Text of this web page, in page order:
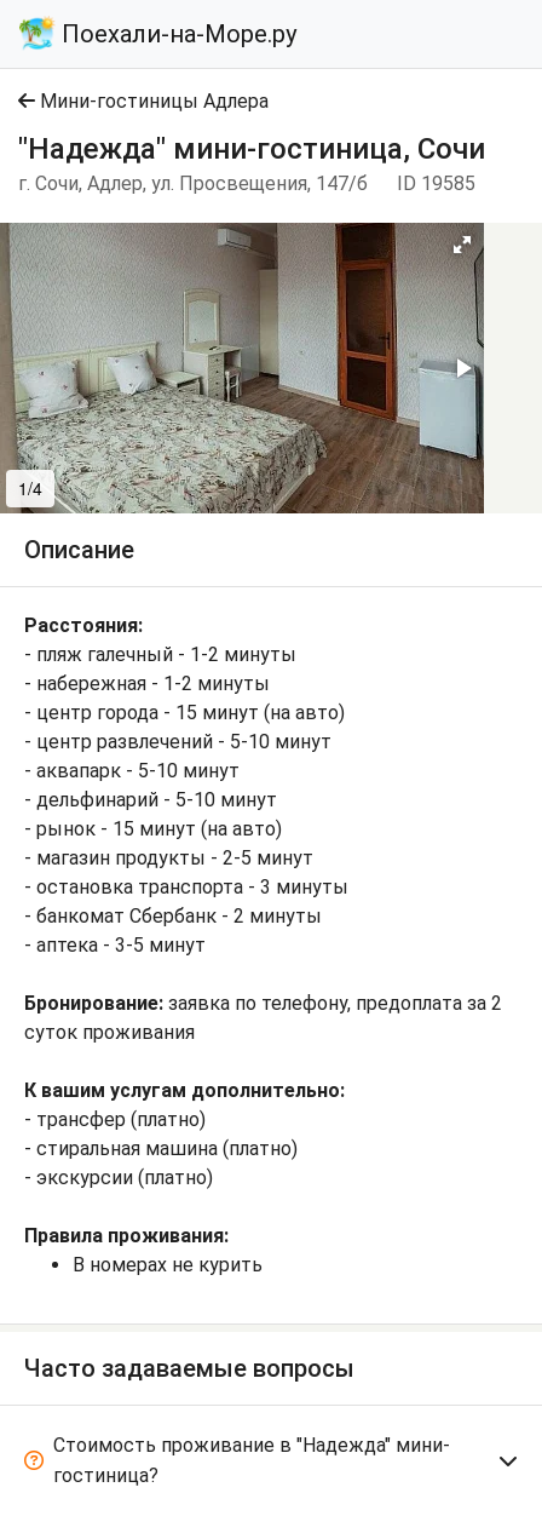
Поехали-на-Море.ру
Мини-гостиницы Адлера
"Надежда" мини-гостиница, Сочи
г. Сочи, Адлер, ул. Просвещения, 147/б ID 19585
1/4
Описание
Расстояния:
- пляж галечный - 1-2 минуты
- набережная - 1-2 минуты
- центр города - 15 минут (на авто)
- центр развлечений - 5-10 минут
- аквапарк - 5-10 минут
- дельфинарий - 5-10 минут
- рынок - 15 минут (на авто)
- магазин продукты - 2-5 минут
- остановка транспорта - 3 минуты
- банкомат Сбербанк - 2 минуты
- аптека - 3-5 минут
Бронирование: заявка по телефону, предоплата за 2
суток проживания
К вашим услугам дополнительно:
- трансфер (платно)
- стиральная машина (платно)
- экскурсии (платно)
Правила проживания:
В номерах не курить
Часто задаваемые вопросы
Стоимость проживание в "Надежда" мини-
гостиница?